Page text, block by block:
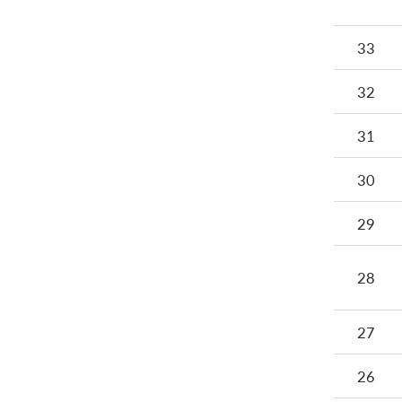
33
32
31
30
29
28
27
26